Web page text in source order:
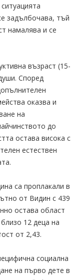
задълбочава, тъй
намалява и се
възраст (15-
Според
оказва и
на
до
остава висока с
естествен
са проплакали в
от Видин с 439
остава област
12 деца на
от 2,43.
социална
на първо дете в